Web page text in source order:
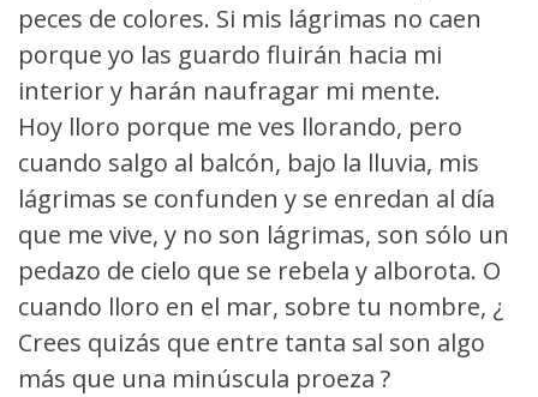
peces de colores. Si mis lágrimas no caen
porque yo las guardo fluirán hacia mi
interior y harán naufragar mi mente.
Hoy lloro porque me ves llorando, pero
cuando salgo al balcón, bajo la lluvia, mis
lágrimas se confunden y se enredan al día
que me vive, y no son lágrimas, son sólo un
pedazo de cielo que se rebela y alborota. O
cuando lloro en el mar, sobre tu nombre, ¿
Crees quizás que entre tanta sal son algo
más que una minúscula proeza ?